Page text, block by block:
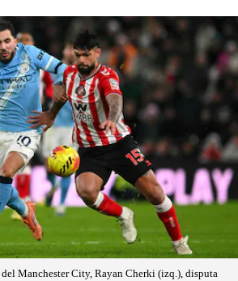
Manchester City, Rayan Cherki (izq.), disputa